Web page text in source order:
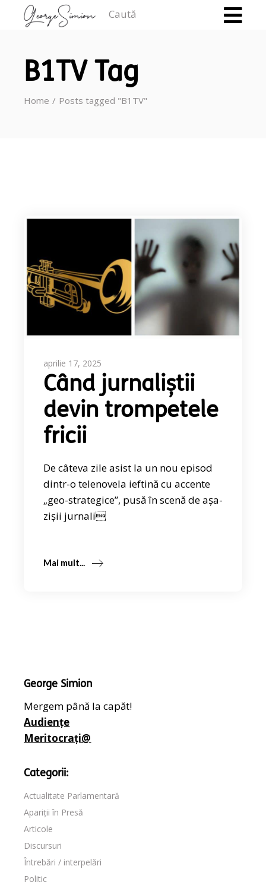
B1TV Tag
Home Posts tagged "B1TV"
aprilie 17, 2025
Când jurnaliștii
devin trompetele
fricii
De câteva zile asist la un nou episod
dintr-o telenovela ieftină cu accente
„geo-strategice”, pusă în scenă de așa-
zișii jurnali
Mai mult...
George Simion
Mergem până la capăt!
Audiențe
Meritocrați@
Categorii:
Actualitate Parlamentară
Apariții în Presă
Articole
Discursuri
Întrebări / interpelări
Politic